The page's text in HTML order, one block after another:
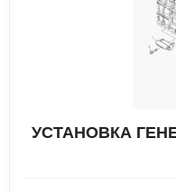
УСТАНОВКА